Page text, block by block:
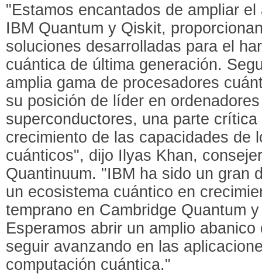
"Estamos encantados de ampliar
IBM Quantum y Qiskit,
soluciones desarrolladas para el
cuántica de última generación.
amplia gama de procesadores
su posición de líder en
superconductores, una parte
crecimiento de las capacidades de
cuánticos", dijo Ilyas Khan,
Quantinuum. "IBM ha sido un gran
un ecosistema cuántico en
temprano en Cambridge Quantum
Esperamos abrir un amplio
seguir avanzando en las
computación cuántica."